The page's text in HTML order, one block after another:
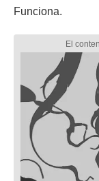
Funciona.